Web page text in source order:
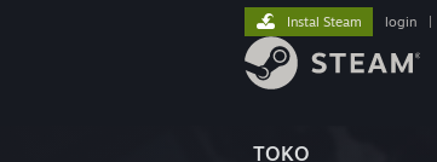
TOKO
Instal Steam login